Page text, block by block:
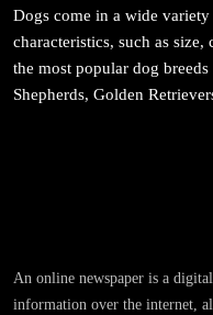
Dogs come in a wide
characteristics, such as
the most popular dog
Shepherds, Golden
An online newspaper is a
information over the internet,